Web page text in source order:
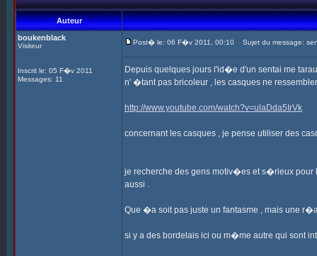
Auteur
boukenblack
Visiteur
Inscrit le: 05 F�v 2011
Messages: 11
Post� le: 06 F�v 2011, 00:10 Sujet du message:
Depuis quelques jours l'id�e d'un sentai me
n' �tant pas bricoleur , les casques ne
http://www.youtube.com/watch?v=ulaDda5IrVk
concernant les casques , je pense utiliser des
je recherche des gens motiv�es et s�rieux pour
aussi .
Que �a soit pas juste un fantasme , mais une
si y a des bordelais ici ou m�me autre qui sont